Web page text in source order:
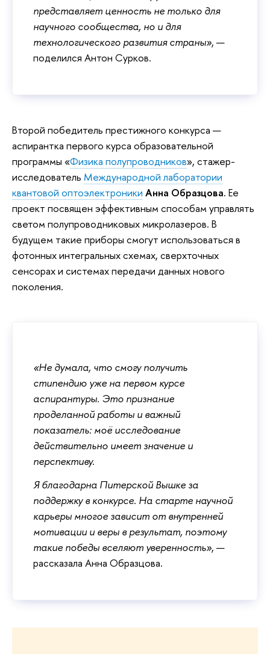
представляет ценность не только для
научного сообщества, но и для
технологического развития страны», —
поделился Антон Сурков.
Второй победитель престижного конкурса —
аспирантка первого курса образовательной
программы «Физика полупроводников», стажер-
исследователь Международной лаборатории
квантовой оптоэлектроники Анна Образцова. Ее
проект посвящен эффективным способам управлять
светом полупроводниковых микролазеров. В
будущем такие приборы смогут использоваться в
фотонных интегральных схемах, сверхточных
сенсорах и системах передачи данных нового
поколения.
«Не думала, что смогу получить
стипендию уже на первом курсе
аспирантуры. Это признание
проделанной работы и важный
показатель: моё исследование
действительно имеет значение и
перспективу.
Я благодарна Питерской Вышке за
поддержку в конкурсе. На старте научной
карьеры многое зависит от внутренней
мотивации и веры в результат, поэтому
такие победы вселяют уверенность», —
рассказала Анна Образцова.